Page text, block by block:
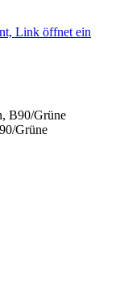
Link öffnet ein
B90/Grüne
Grüne